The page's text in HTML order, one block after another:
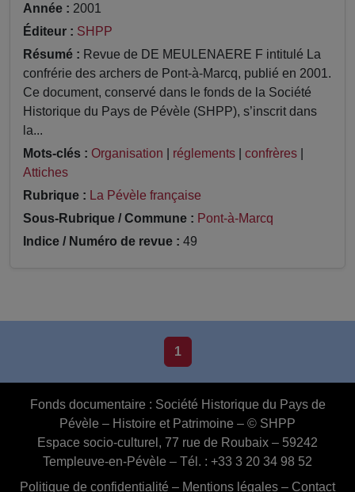
Année : 2001
Éditeur : SHPP
Résumé : Revue de DE MEULENAERE F intitulé La
confrérie des archers de Pont-à-Marcq, publié en 2001.
Ce document, conservé dans le fonds de la Société
Historique du Pays de Pévèle (SHPP), s’inscrit dans
la...
Mots-clés : Organisation réglements confrères
Attiches
Rubrique : La Pévèle française
Sous-Rubrique / Commune : Pont-à-Marcq
Indice / Numéro de revue : 49
1
Fonds documentaire : Société Historique du Pays de
Pévèle – Histoire et Patrimoine – © SHPP
Espace socio-culturel, 77 rue de Roubaix – 59242
Templeuve-en-Pévèle – Tél. : +33 3 20 34 98 52
Politique de confidentialité – Mentions légales – Contact